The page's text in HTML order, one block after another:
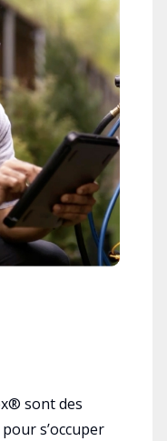
sont des
s’occuper